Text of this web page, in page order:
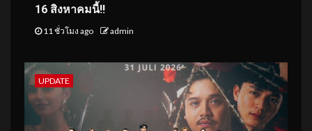
16 สิงหาคมนี้!!
11 ชั่วโมง ago admin
UPDATE